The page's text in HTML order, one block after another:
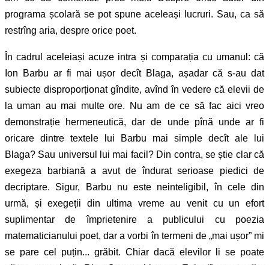
programa școlară se pot spune aceleași lucruri. Sau, ca să
restrîng aria, despre orice poet.
În cadrul aceleiași acuze intra și comparația cu umanul: că
Ion Barbu ar fi mai ușor decît Blaga, așadar că s-au dat
subiecte disproporționat gîndite, avînd în vedere că elevii de
la uman au mai multe ore. Nu am de ce să fac aici vreo
demonstrație hermeneutică, dar de unde pînă unde ar fi
oricare dintre textele lui Barbu mai simple decît ale lui
Blaga? Sau universul lui mai facil? Din contra, se știe clar că
exegeza barbiană a avut de îndurat serioase piedici de
decriptare. Sigur, Barbu nu este neinteligibil, în cele din
urmă, și exegeții din ultima vreme au venit cu un efort
suplimentar de împrietenire a publicului cu poezia
matematicianului poet, dar a vorbi în termeni de „mai ușor” mi
se pare cel puțin... grăbit. Chiar dacă elevilor li se poate